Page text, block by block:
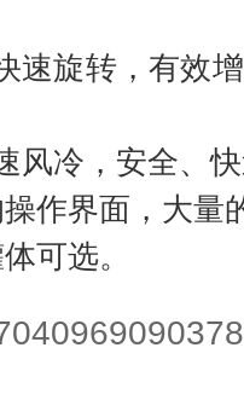
速旋转，有效
风冷，安全、
作界面，大量
可选。